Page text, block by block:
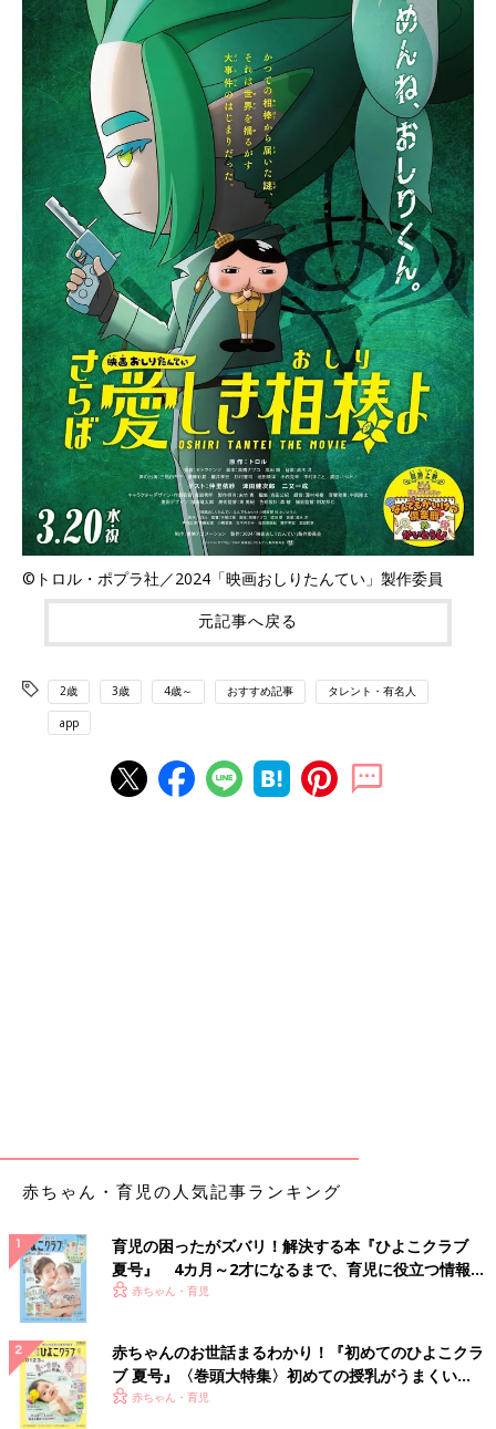
©トロル・ポプラ社／2024「映画おしりたんてい」製作委員
元記事へ戻る
2歳 3歳 4歳～ おすすめ記事 タレント・有名人
app
赤ちゃん・育児の人気記事ランキング
育児の困ったがズバリ！解決する本『ひよこクラブ
夏号』 4カ月～2才になるまで、育児に役立つ情報が
いっぱい！
赤ちゃん・育児
赤ちゃんのお世話まるわかり！『初めてのひよこクラ
ブ 夏号』〈巻頭大特集〉初めての授乳がうまくい
く！ おっぱい・ミルクの基本と夏のトラブル 解決テ
赤ちゃん・育児